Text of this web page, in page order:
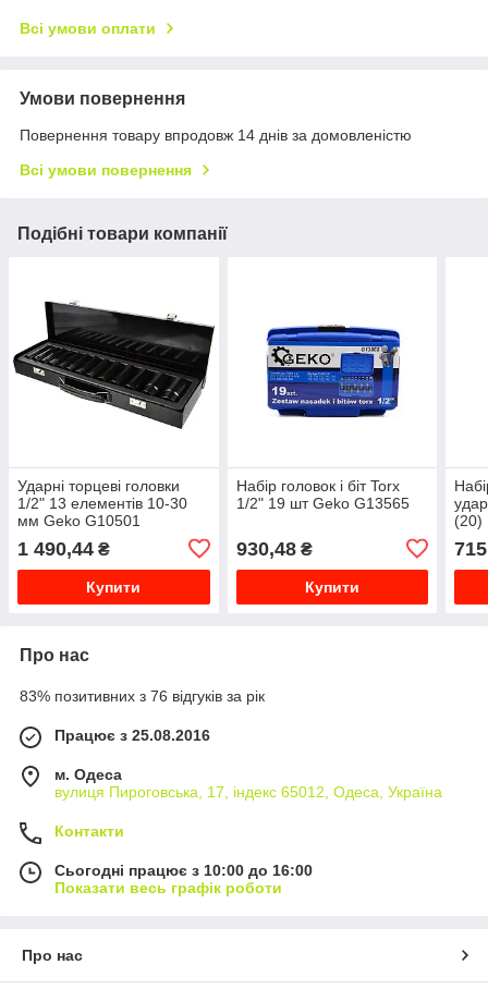
Всі умови оплати
Умови повернення
Повернення товару впродовж 14 днів за домовленістю
Всі умови повернення
Подібні товари компанії
Ударні торцеві головки
1/2" 13 елементів 10-30
мм Geko G10501
1 490,44 ₴
Купити
Набір головок і біт Torx
1/2" 19 шт Geko G13565
930,48₴
Купити
(20)
Про нас
83% позитивних з 76 відгуків за рік
Працює з 25.08.2016
м. Одеса
вулиця Пироговська, 17, індекс 65012, Одеса, Україна
Контакти
Сьогодні працює з 10:00 до 16:00
Показати весь графік роботи
Про нас